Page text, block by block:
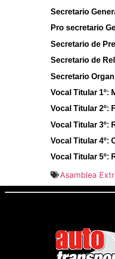
Secretario
Pro secretario
Secretario de
Secretario de
Secretario
Vocal Titular 1º:
Vocal Titular 2º:
Vocal Titular 3º:
Vocal Titular 4º:
Vocal Titular 5º:
Asamblea